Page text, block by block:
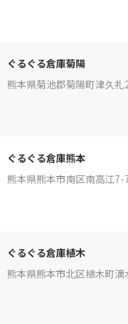
ぐるぐる倉庫菊陽
熊本県菊池郡菊陽町津久
ぐるぐる倉庫熊本
熊本県熊本市南区南高江7-
ぐるぐる倉庫植木
熊本県熊本市北区植木町滴